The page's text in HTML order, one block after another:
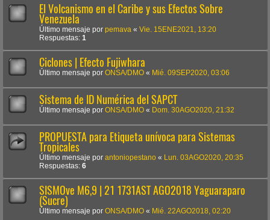
El Volcanismo en el Caribe y sus Efectos Sobre
Venezuela
Último mensaje por pemava « Vie. 15ENE2021, 13:20
Respuestas: 1
Ciclones | Efecto Fujiwhara
Último mensaje por ONSA/DMO « Mié. 09SEP2020, 03:06
Sistema de ID Numérica del SAPCT
Último mensaje por ONSA/DMO « Dom. 30AGO2020, 21:32
PROPUESTA para Etiqueta unívoca para Sistemas
Tropicales
Último mensaje por antoniopestano «
Lun. 03AGO2020, 20:35
Respuestas: 6
SISMOve M6,9 | 21 1731AST AGO2018 Yaguaraparo
(Sucre)
Último mensaje por ONSA/DMO « Mié. 22AGO2018, 02:20